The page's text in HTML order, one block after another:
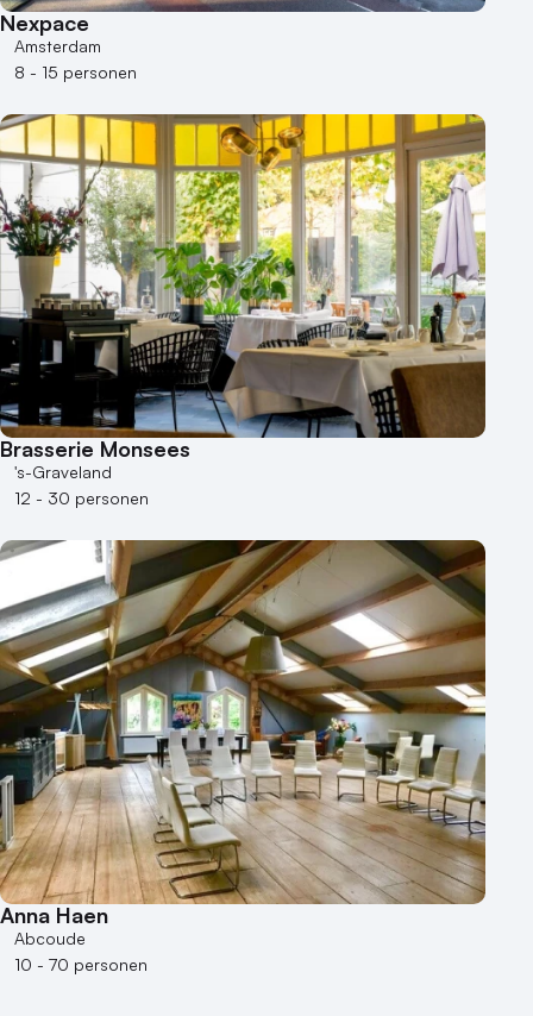
100 - 250 personen
250 - 500 personen
500+ personen
Bijzondere locaties
Buitenlocatie
Duurzame locatie
Groene locatie
Heisessie
Hotel
Hybride events
Industriële locatie
Kasteel en landgoed
Kleine / intieme locatie
Locaties aan zee
Museum
Theater
Varende locatie
Nexpace
Amsterdam
8 - 15 personen
Brasserie Monsees
's-Graveland
12 - 30 personen
Anna Haen
Abcoude
10 - 70 personen